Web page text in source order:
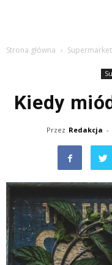
Strona główna Supermarket
Kiedy
Przez Redakcja -